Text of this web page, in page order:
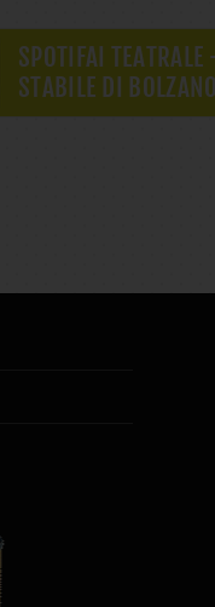
SPOTIFAI
STABILE DI BOLZANO